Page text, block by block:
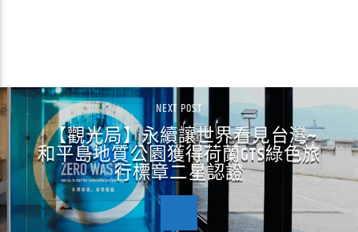
NEXT POST
【觀光局】永續讓世界看見台灣~
和平島地質公園獲得荷蘭GTS綠色旅
行標章二星認證